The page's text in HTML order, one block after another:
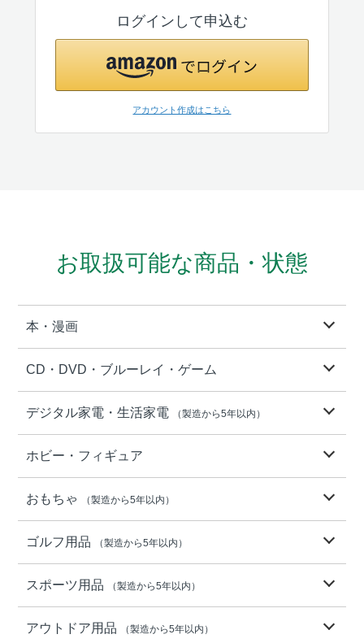
ログインして申込む
アカウント作成はこちら
お取扱可能な商品・状態
本・漫画
CD・DVD・ブルーレイ・ゲーム
デジタル家電・生活家電 （製造から5年以内）
ホビー・フィギュア
おもちゃ （製造から5年以内）
ゴルフ用品 （製造から5年以内）
スポーツ用品 （製造から5年以内）
アウトドア用品 （製造から5年以内）